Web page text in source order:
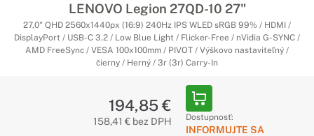
LENOVO Legion 27QD-10 27"
27,0" QHD 2560x1440px (16:9) 240Hz IPS WLED sRGB 99% / HDMI /
DisplayPort / USB-C 3.2 / Low Blue Light / Flicker-Free / nVidia G-SYNC /
AMD FreeSync / VESA 100x100mm / PIVOT / Výškovo nastaviteľný /
čierny / Herný / 3r (3r) Carry-In
194,85 €
158,41 € bez DPH Dostupnosť:
INFORMUJTE SA